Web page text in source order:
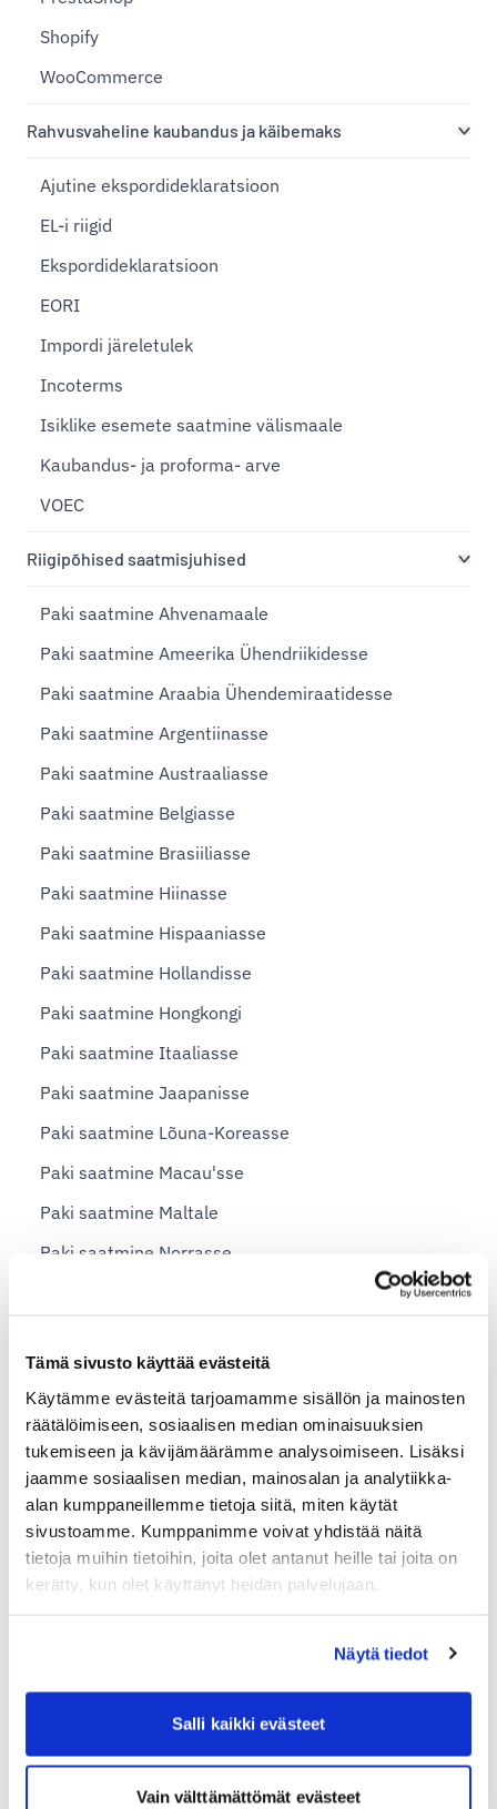
Tämä sivusto käyttää evästeitä
Käytämme evästeitä tarjoamamme sisällön ja mainosten
räätälöimiseen, sosiaalisen median ominaisuuksien
tukemiseen ja kävijämäärämme analysoimiseen. Lisäksi
jaamme sosiaalisen median, mainosalan ja analytiikka-
alan kumppaneillemme tietoja siitä, miten käytät
sivustoamme. Kumppanimme voivat yhdistää näitä
tietoja muihin tietoihin, joita olet antanut heille tai joita on
kerätty, kun olet käyttänyt heidän palvelujaan.
Näytä tiedot
Salli kaikki evästeet
Vain välttämättömät evästeet
Shopify
WooCommerce
Rahvusvaheline kaubandus ja käibemaks
Ajutine ekspordideklaratsioon
EL-i riigid
Ekspordideklaratsioon
EORI
Impordi järeletulek
Incoterms
Isiklike esemete saatmine välismaale
Kaubandus- ja proforma- arve
VOEC
Riigipõhised saatmisjuhised
Paki saatmine Ahvenamaale
Paki saatmine Ameerika Ühendriikidesse
Paki saatmine Araabia Ühendemiraatidesse
Paki saatmine Argentiinasse
Paki saatmine Austraaliasse
Paki saatmine Belgiasse
Paki saatmine Brasiiliasse
Paki saatmine Hiinasse
Paki saatmine Hispaaniasse
Paki saatmine Hollandisse
Paki saatmine Hongkongi
Paki saatmine Itaaliasse
Paki saatmine Jaapanisse
Paki saatmine Lõuna-Koreasse
Paki saatmine Macau'sse
Paki saatmine Maltale
Paki saatmine Norrasse
Paki saatmine Saudi-Araabiasse
Paki saatmine Suurbritanniasse
Paki saatmine Vietnami
Üldised saatmisjuhised
Märkused kauba kättesaamisel
Hinna määramine
Liitiumakud